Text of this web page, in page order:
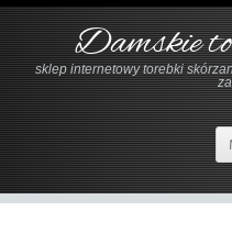
Damskie
sklep internetowy torebki